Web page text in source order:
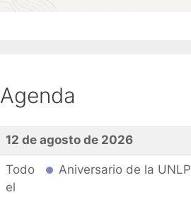
Agenda
12 de agosto de 2026
Todo
el
Aniversario de la UNLP